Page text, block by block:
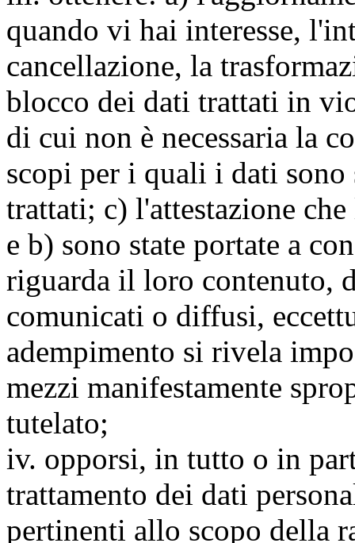
quando vi hai interesse,
cancellazione, la
blocco dei dati trattati in
di cui non è necessaria la
scopi per i quali i dati sono
trattati; c) l'attestazione
e b) sono state portate a
riguarda il loro contenuto,
comunicati o diffusi,
adempimento si rivela
mezzi manifestamente
tutelato;
iv. opporsi, in tutto o in
trattamento dei dati
pertinenti allo scopo della